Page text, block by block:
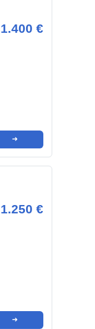
1.400 €
➜
1.250 €
➜